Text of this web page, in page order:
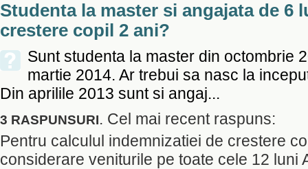
Studenta la master si angajata de 6
crestere copil 2 ani?
Sunt studenta la master din octombrie
martie 2014. Ar trebui sa nasc la
Din aprilile 2013 sunt si angaj...
3 RASPUNSURI. Cel mai recent raspuns:
Pentru calculul indemnizatiei de crestere
considerare veniturile pe toate cele 12 luni